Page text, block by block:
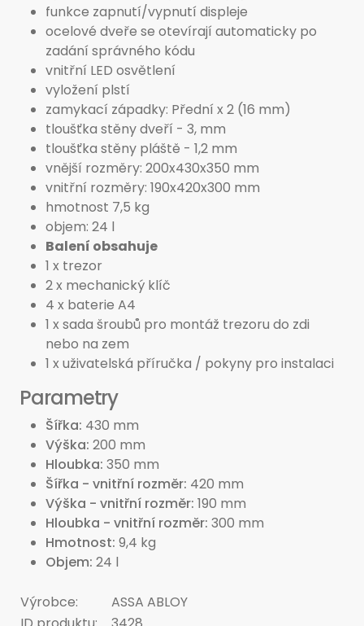
funkce zapnutí/vypnutí displeje
ocelové dveře se otevírají automaticky po
zadání správného kódu
vnitřní LED osvětlení
vyložení plstí
zamykací západky: Přední x 2 (16 mm)
tloušťka stěny dveří - 3, mm
tloušťka stěny pláště - 1,2 mm
vnější rozměry: 200x430x350 mm
vnitřní rozměry: 190x420x300 mm
hmotnost 7,5 kg
objem: 24 l
Balení obsahuje
1 x trezor
2 x mechanický klíč
4 x baterie A4
1 x sada šroubů pro montáž trezoru do zdi
nebo na zem
1 x uživatelská příručka / pokyny pro instalaci
Parametry
Šířka 430 mm
Výška 200 mm
Hloubka 350 mm
Šířka - vnitřní rozměr 420 mm
Výška - vnitřní rozměr 190 mm
Hloubka - vnitřní rozměr 300 mm
Hmotnost 9,4 kg
Objem 24 l
Výrobce:
ASSA ABLOY